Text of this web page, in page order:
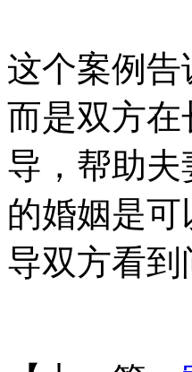
这个案例
而是双方
导，帮助
的婚姻是
导双方看